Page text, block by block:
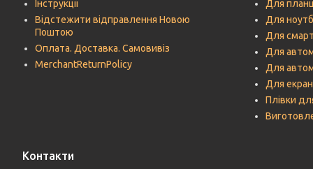
Інструкції
Відстежити відправлення Новою
Поштою
Оплата. Доставка. Самовивіз
MerchantReturnPolicy
Для
Для
Для
Для
Для
Для
Плівки
Контакти